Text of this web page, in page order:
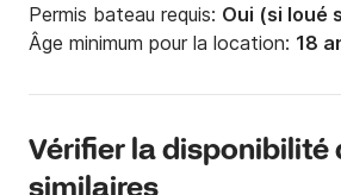
Permis bateau requis: Oui (si loué
Âge minimum pour la location: 18
Vérifier la disponibilité